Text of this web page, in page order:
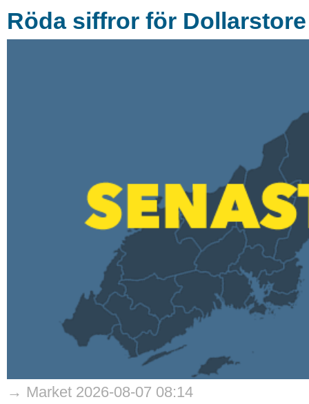
Röda siffror för Dollarstore
→ Market 2026-08-07 08:14